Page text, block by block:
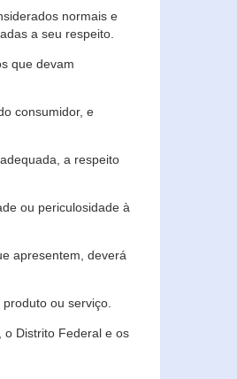
normais e
a seu respeito.
que devam
consumidor, e
a respeito
ou periculosidade à
apresentem, deverá
ou serviço.
o Distrito Federal e os